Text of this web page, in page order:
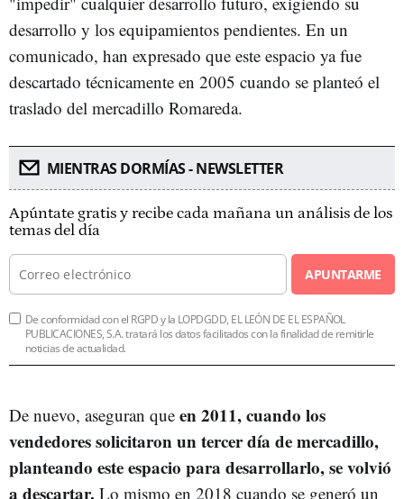
desarrollo y los equipamientos pendientes. En un
comunicado, han expresado que este espacio ya fue
descartado técnicamente en 2005 cuando se planteó el
traslado del mercadillo Romareda.
MIENTRAS DORMÍAS - NEWSLETTER
Apúntate gratis y recibe cada mañana un análisis de los
temas del día
APUNTARME
De conformidad con el RGPD y la LOPDGDD, EL LEÓN DE EL ESPAÑOL
PUBLICACIONES, S.A. tratará los datos facilitados con la finalidad de remitirle
noticias de actualidad.
De nuevo, aseguran que en 2011, cuando los
vendedores solicitaron un tercer día de mercadillo,
planteando este espacio para desarrollarlo, se volvió
a descartar. Lo mismo en 2018 cuando se generó un